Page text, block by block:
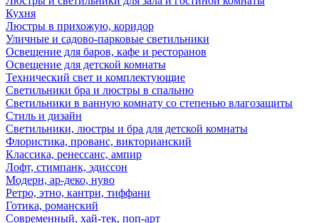
Кухня
Люстры в прихожую, коридор
Уличные и садово-парковые светильники
Освещение для баров, кафе и ресторанов
Освещение для детской комнаты
Технический свет и комплектующие
Светильники бра и люстры в спальню
Светильники в ванную комнату со степенью влагозащиты
Стиль и дизайн
Светильники, люстры и бра для детской комнаты
Флористика, прованс, викторианский
Классика, ренессанс, ампир
Лофт, стимпанк, эдиссон
Модерн, ар-деко, нуво
Ретро, этно, кантри, тиффани
Готика, романский
Современный, хай-тек, поп-арт